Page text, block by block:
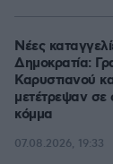
Νέες
Δημοκρατία:
Καρυστιανού
μετέτρεψαν σε
κόμμα
07.08.2026, 19:33